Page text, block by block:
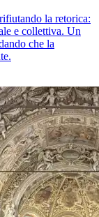
la retorica:
e collettiva. Un
che la